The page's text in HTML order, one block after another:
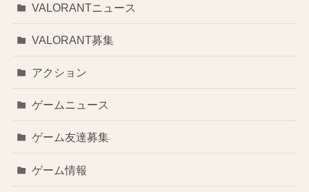
VALORANTニュース
VALORANT募集
アクション
ゲームニュース
ゲーム友達募集
ゲーム情報